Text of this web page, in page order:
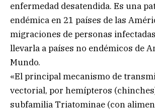
enfermedad desatendida. Es una
endémica en 21 países de las
migraciones de personas
llevarla a países no endémicos de
Mundo.
«El principal mecanismo de
vectorial, por hemípteros
subfamilia Triatominae (con